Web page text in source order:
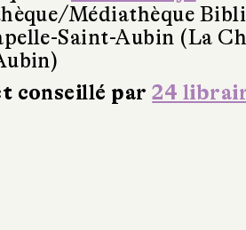
Médiathèque
Saint-Aubin (La
conseillé par24